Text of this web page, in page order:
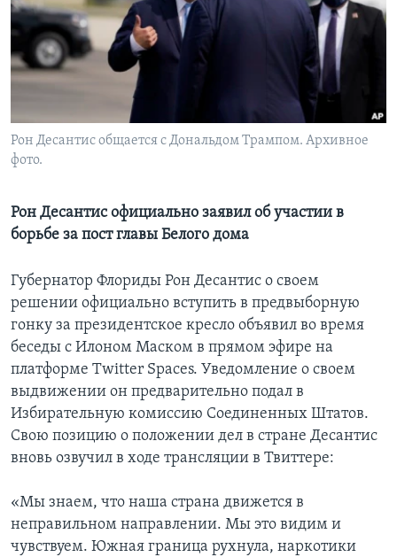
Learning English
СОЦИАЛЬНЫЕ СЕТИ
Языки
Рон Десантис общается с Дональдом Трампом. Архивное
фото.
Рон Десантис официально заявил об участии в
борьбе за пост главы Белого дома
Губернатор Флориды Рон Десантис о своем
решении официально вступить в предвыборную
гонку за президентское кресло объявил во время
беседы с Илоном Маском в прямом эфире на
платформе Twitter Spaces. Уведомление о своем
выдвижении он предварительно подал в
Избирательную комиссию Соединенных Штатов.
Свою позицию о положении дел в стране Десантис
вновь озвучил в ходе трансляции в Твиттере:
«Мы знаем, что наша страна движется в
неправильном направлении. Мы это видим и
чувствуем. Южная граница рухнула, наркотики